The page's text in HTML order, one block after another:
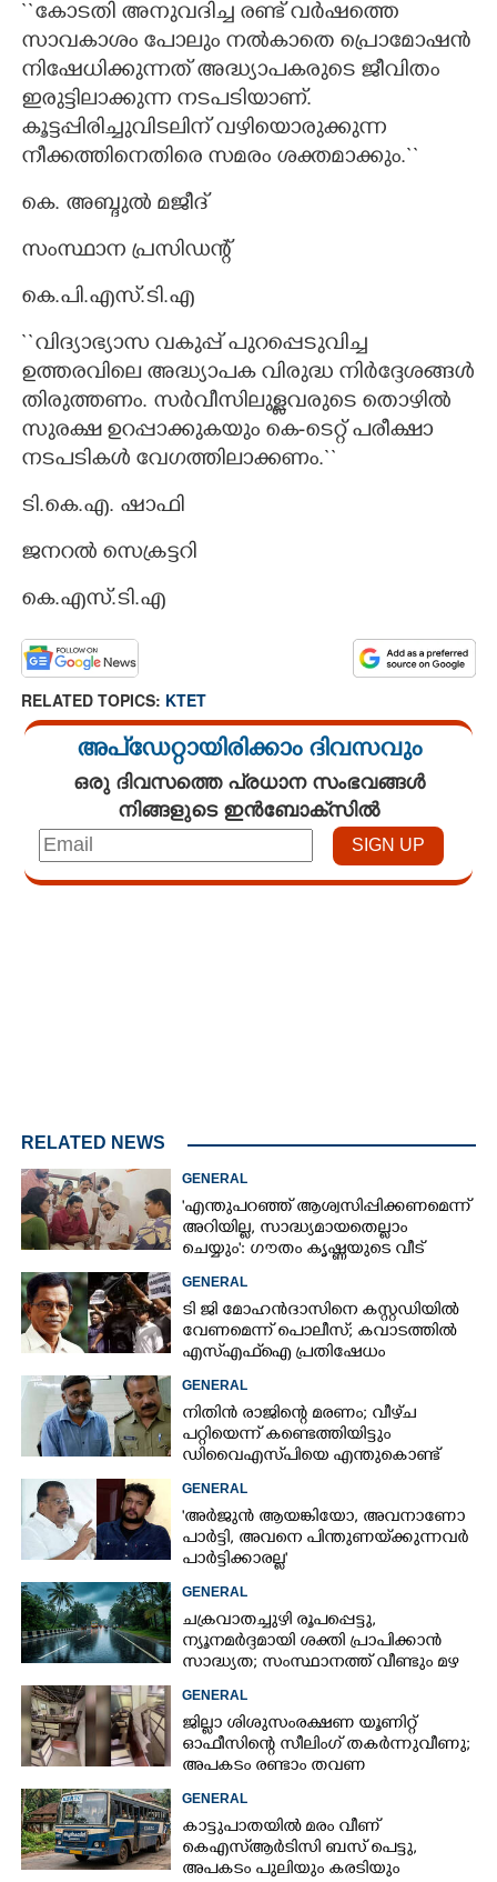
``കോടതി അനുവദിച്ച രണ്ട് വർഷത്തെ
സാവകാശം പോലും നൽകാതെ പ്രൊമോഷൻ
നിഷേധിക്കുന്നത് അദ്ധ്യാപകരുടെ ജീവിതം
ഇരുട്ടിലാക്കുന്ന നടപടിയാണ്.
കൂട്ടപ്പിരിച്ചുവിടലിന് വഴിയൊരുക്കുന്ന
നീക്കത്തിനെതിരെ സമരം ശക്തമാക്കും.``
കെ. അബ്ദുൽ മജീദ്
സംസ്ഥാന പ്രസിഡന്റ്
കെ.പി.എസ്.ടി.എ
``വിദ്യാഭ്യാസ വകുപ്പ് പുറപ്പെടുവിച്ച
ഉത്തരവിലെ അദ്ധ്യാപക വിരുദ്ധ നിർദ്ദേശങ്ങൾ
തിരുത്തണം. സർവീസിലുള്ളവരുടെ തൊഴിൽ
സുരക്ഷ ഉറപ്പാക്കുകയും കെ-ടെറ്റ് പരീക്ഷാ
നടപടികൾ വേഗത്തിലാക്കണം.``
ടി.കെ.എ. ഷാഫി
ജനറൽ സെക്രട്ടറി
കെ.എസ്.ടി.എ
RELATED TOPICS: KTET
അപ്ഡേറ്റായിരിക്കാം ദിവസവും
ഒരു ദിവസത്തെ പ്രധാന സംഭവങ്ങൾ
നിങ്ങളുടെ ഇൻബോക്സിൽ
RELATED NEWS
GENERAL
'എന്തുപറഞ്ഞ് ആശ്വസിപ്പിക്കണമെന്ന്
അറിയില്ല, സാദ്ധ്യമായതെല്ലാം
ചെയ്യും': ഗൗതം കൃഷ്ണയുടെ വീട്
GENERAL
ടി ജി മോഹൻദാസിനെ കസ്റ്റഡിയിൽ
വേണമെന്ന് പൊലീസ്; കവാടത്തിൽ
എസ്എഫ്ഐ പ്രതിഷേധം
GENERAL
നിതിൻ രാജിന്റെ മരണം; വീഴ്‌ച
പറ്റിയെന്ന് കണ്ടെത്തിയിട്ടും
ഡിവൈഎസ്‌പിയെ എന്തുകൊണ്ട്
ഹൈക്കോടതി
GENERAL
'അർജുൻ ആയങ്കിയോ, അവനാണോ
പാർട്ടി, അവനെ പിന്തുണയ്‌ക്കുന്നവർ
പാർട്ടിക്കാരല്ല'
GENERAL
ചക്രവാതച്ചുഴി രൂപപ്പെട്ടു,
ന്യൂനമർദ്ദമായി ശക്തി പ്രാപിക്കാൻ
സാദ്ധ്യത; സംസ്ഥാനത്ത് വീണ്ടും മഴ
GENERAL
ജില്ലാ ശിശുസംരക്ഷണ യൂണിറ്റ്
ഓഫീസിന്റെ സീലിംഗ് തകർന്നുവീണു;
അപകടം രണ്ടാം തവണ
GENERAL
കാട്ടുപാതയിൽ മരം വീണ്
കെഎസ്‌ആർടിസി ബസ് പെട്ടു,
അപകടം പുലിയും കരടിയും